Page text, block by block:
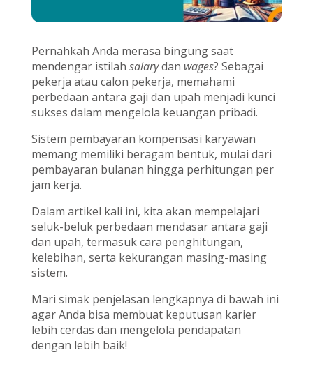
Pernahkah Anda merasa bingung saat
mendengar istilah salarydan wages? Sebagai
pekerja atau calon pekerja, memahami
perbedaan antara gaji dan upah menjadi kunci
sukses dalam mengelola keuangan pribadi.
Sistem pembayaran kompensasi karyawan
memang memiliki beragam bentuk, mulai dari
pembayaran bulanan hingga perhitungan per
jam kerja.
Dalam artikel kali ini, kita akan mempelajari
seluk-beluk perbedaan mendasar antara gaji
dan upah, termasuk cara penghitungan,
kelebihan, serta kekurangan masing-masing
sistem.
Mari simak penjelasan lengkapnya di bawah ini
agar Anda bisa membuat keputusan karier
lebih cerdas dan mengelola pendapatan
dengan lebih baik!